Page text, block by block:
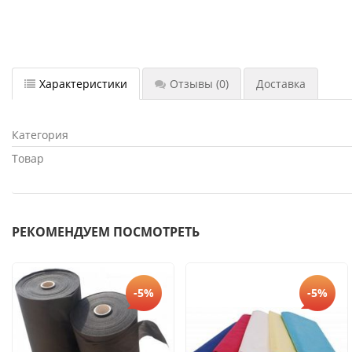
Характеристики Отзывы (0) Доставка
Категория
Товар
РЕКОМЕНДУЕМ ПОСМОТРЕТЬ
-5% -5%